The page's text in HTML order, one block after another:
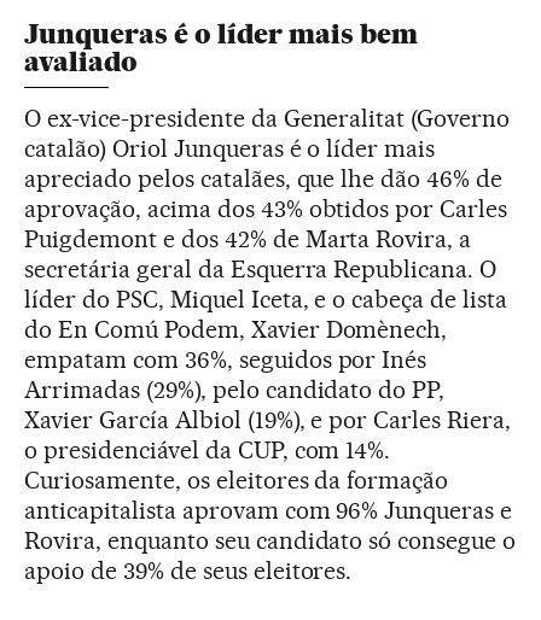
Junqueras é o líder mais bem
avaliado
O ex-vice-presidente da Generalitat (Governo
catalão) Oriol Junqueras é o líder mais
apreciado pelos catalães, que lhe dão 46% de
aprovação, acima dos 43% obtidos por Carles
Puigdemont e dos 42% de Marta Rovira, a
secretária geral da Esquerra Republicana. O
líder do PSC, Miquel Iceta, e o cabeça de lista
do En Comú Podem, Xavier Domènech,
empatam com 36%, seguidos por Inés
Arrimadas (29%), pelo candidato do PP,
Xavier García Albiol (19%), e por Carles Riera,
o presidenciável da CUP, com 14%.
Curiosamente, os eleitores da formação
anticapitalista aprovam com 96% Junqueras e
Rovira, enquanto seu candidato só consegue o
apoio de 39% de seus eleitores.